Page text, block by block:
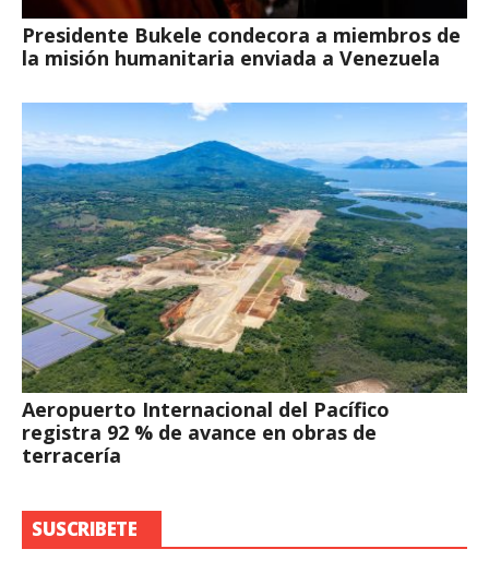
Presidente Bukele condecora a miembros de
la misión humanitaria enviada a Venezuela
Aeropuerto Internacional del Pacífico
registra 92 % de avance en obras de
terracería
SUSCRIBETE